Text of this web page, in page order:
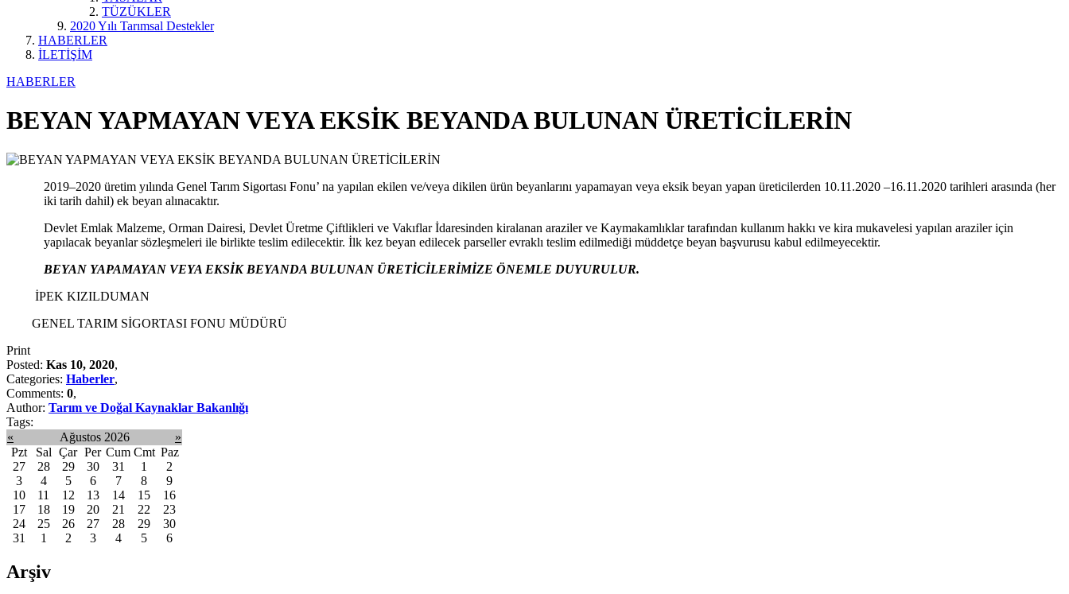
TÜZÜKLER
2020 Yılı Tarımsal Destekler
HABERLER
İLETİŞİM
HABERLER
BEYAN YAPMAYAN VEYA EKSİK BEYANDA BULUNAN ÜRETİCİLERİN
2019–2020 üretim yılında Genel Tarım Sigortası Fonu’ na yapılan ekilen ve/veya dikilen ürün beyanlarını yapamayan veya eksik beyan yapan üreticilerden 10.11.2020 –16.11.2020 tarihleri arasında (her
iki tarih dahil) ek beyan alınacaktır.
Devlet Emlak Malzeme, Orman Dairesi, Devlet Üretme Çiftlikleri ve Vakıflar İdaresinden kiralanan araziler ve Kaymakamlıklar tarafından kullanım hakkı ve kira mukavelesi yapılan araziler için
yapılacak beyanlar sözleşmeleri ile birlikte teslim edilecektir. İlk kez beyan edilecek parseller evraklı teslim edilmediği müddetçe beyan başvurusu kabul edilmeyecektir.
BEYAN YAPAMAYAN VEYA EKSİK BEYANDA BULUNAN ÜRETİCİLERİMİZE ÖNEMLE DUYURULUR.
İPEK KIZILDUMAN
GENEL TARIM SİGORTASI FONU MÜDÜRÜ
Print
Posted: Kas 10, 2020,
Categories: Haberler,
Comments: 0,
Author: Tarım ve Doğal Kaynaklar Bakanlığı
Tags:
«
Ağustos 2026
»
Pzt
Sal Çar Per Cum Cmt Paz
27
28 29 30 31 1
2
3
4 5 6 7 8
9
10
11 12 13 14 15
16
17
18 19 20 21 22
23
24
25 26 27 28 29
30
31
1 2 3 4 5 6
Arşiv